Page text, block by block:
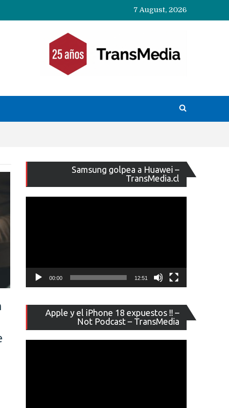
7 August, 2026
Samsung golpea a Huawei –
TransMedia.cl
de
vídeo
00:00 12:51
Apple y el iPhone 18 expuestos !! –
Not Podcast – TransMedia
de
vídeo